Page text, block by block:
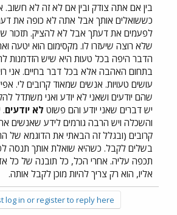
בין אם אתה צודק ובין אם לא זה לא
כששואלים אותך אבל אתה לא כופה את
לפעמים את דעתך אבל לא להציק. תזכור
שלא רוצה שיעזרו לו. מקסימום הוא יטעה
הדבר היפה בכל טעות היא שיש הזדמנות
בתחום האהבה אלא בכל דבר בחיים. אני
עושים טעויות. אנשים שמאוד קרובים לי.
שהם יודעים ושאני לא יודע ואני משתדל
יש דברים שאני יודע והם פשוט לא יודעים.
והשכלה ויש הרבה גורמים לידע שאנשים
קרובים (ובגלל זה הבאתי את הדוגמא של
בשלים לקבל. כשהיא שואלת אותך תנסה
תכפה עליה. אחרי הכל, כל תובנה של כל
אליו, הוא רק צריך להיות מוכן לקבל אותה.
log in or register to reply here.